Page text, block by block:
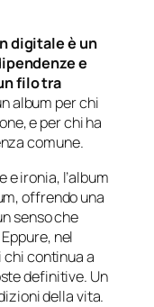
digitale è un
e
filo tra
album per chi
e per chi ha
comune.
ironia, l’album
offrendo una
senso che
nel
continua a
definitive. Un
della vita.